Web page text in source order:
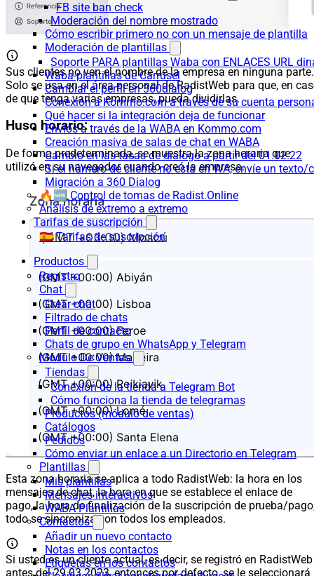
FB site ban check
Moderación del nombre mostrado
Cómo escribir primero no con un mensaje de plantilla
Moderación de plantillas
Soporte PARA plantillas Waba con ENLACES URL
Waba-plantillas de Carrusel
Cambiar el perfil en 360dialog
Conexión a Kommo.com a través de su cuenta
Qué hacer si la integración deja de funcionar
Envíos a través de la WABA en Kommo.com
Creación masiva de salas de chat en WABA
Cambio en las tasas de diálogo a partir del 01.02.22
Si el número de cliente no está en WA, envíe un
Migración a 360 Dialog
🔥🆕 Control de tomas de Radist.Online
Análisis de extremo a extremo
Tarifas de suscripción
🇪🇸 Tarifas de suscripción
Productos
Registro
Chat
Crear chat
Filtrado de chats
Perfil de contacto
Chats de grupo en WhatsApp y Telegram
Módulo De Ventas
Tiendas
Conexión de la tienda a Telegram Bot
Cómo funciona la tienda de telegramas
Productos (módulo de ventas)
Catálogos
Pedidos
Cómo enviar un enlace a un Directorio en Telegram
Plantillas
Mis plantillas
Mensajes interactivos
WABA Plantillas
Contactos
Añadir un nuevo contacto
Notas en los contactos
Etiquetas en los contactos
Sus clientes no ven el nombre de la empresa en ninguna parte.
Solo se usa en el área personal de RadistWeb para que, en
de que tenga varias empresas, pueda dividirlas.
Huso horario:
De forma predeterminada, se muestra la zona horaria que
utilizó en su navegador cuando creó la empresa.
Esta zona horaria se aplica a todo RadistWeb: la hora en los
mensajes de chat, la hora en que se establece el enlace de
pago, la hora de finalización de la suscripción de prueba/
todo se sincroniza con todos los empleados.
Si usted es un cliente actual, es decir, se registró en RadistWeb
antes del 29.03.2023, entonces por defecto, se le seleccionará